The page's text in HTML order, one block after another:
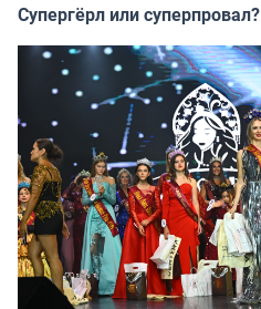
Супергёрл или суперпровал?